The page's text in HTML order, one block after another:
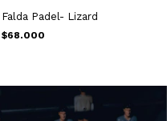
Falda Padel- Lizard
$68.000